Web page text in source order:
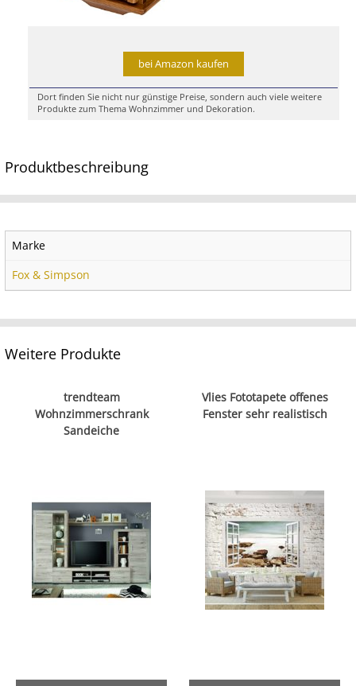
bei Amazon kaufen
Dort finden Sie nicht nur günstige Preise, sondern auch viele weitere
Produkte zum Thema Wohnzimmer und Dekoration.
Produktbeschreibung
Marke
Fox & Simpson
Weitere Produkte
trendteam
Wohnzimmerschrank
Sandeiche
Vlies Fototapete offenes
Fenster sehr realistisch